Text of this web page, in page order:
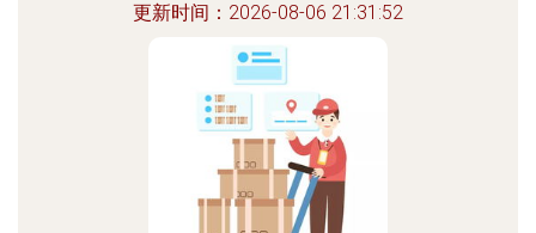
更新时间：2026-08-06 21:31:52